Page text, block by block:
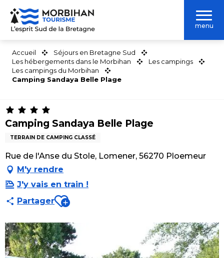
Aller
contenu
menu
Accueil
Séjours en Bretagne Sud
Les hébergements dans le Morbihan
Les campings
Les campings du Morbihan
Camping Sandaya Belle Plage
Camping Sandaya Belle Plage
TERRAIN DE CAMPING CLASSÉ
Rue de l'Anse du Stole, Lomener, 56270 Ploemeur
M'y rendre
J'y vais en train !
PartagerAjouter aux favoris